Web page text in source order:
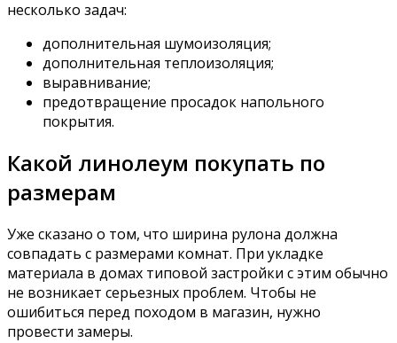
несколько задач:
дополнительная шумоизоляция;
дополнительная теплоизоляция;
выравнивание;
предотвращение просадок напольного
покрытия.
Какой линолеум покупать по
размерам
Уже сказано о том, что ширина рулона должна
совпадать с размерами комнат. При укладке
материала в домах типовой застройки с этим обычно
не возникает серьезных проблем. Чтобы не
ошибиться перед походом в магазин, нужно
провести замеры.